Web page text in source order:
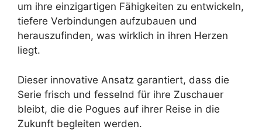
um ihre einzigartigen Fähigkeiten zu entwickeln,
tiefere Verbindungen aufzubauen und
herauszufinden, was wirklich in ihren Herzen
liegt.
Dieser innovative Ansatz garantiert, dass die
Serie frisch und fesselnd für ihre Zuschauer
bleibt, die die Pogues auf ihrer Reise in die
Zukunft begleiten werden.